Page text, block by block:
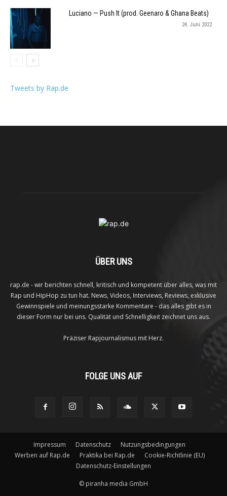
Luciano — Push It (prod. Geenaro & Ghana Beats)
24. Juni 2022
Tweets by Rap.de
ÜBER UNS
rap.de - wir berichten schnell, kritisch und kompetent über alles, was mit
Rap und HipHop zu tun hat. News, Videos, Interviews, Reviews, exklusive
Gewinnspiele und meinungsstarke Kommentare - das alles gibt es in
dieser Form nur bei uns. Qualität und Schnelligkeit zeichnet uns aus.
Präziser Rapjournalismus mit Herz.
FOLGE UNS AUF
Impressum Datenschutz
Nutzungsbedingungen
Werben auf Rap.de
Praktika bei Rap.de
Cookie-Richtlinie (EU)
Datenschutz-Einstellungen
© piranha media GmbH